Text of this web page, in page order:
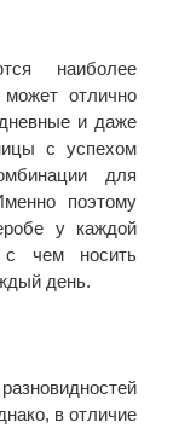
наиболее
может отлично
и даже
с успехом
для
поэтому
у каждой
с чем носить
день.
в отличие